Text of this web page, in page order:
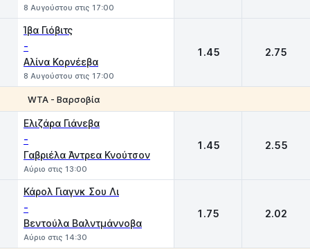
8 Αυγούστου στις 17:00
Ίβα Γιόβιτς
-
Αλίνα Κορνέεβα
8 Αυγούστου στις 17:00
1.45 2.75
WTA - Βαρσοβία
Ελιζάρα Γιάνεβα
-
Γαβριέλα Άντρεα Κνούτσον
Αύριο στις 13:00
1.45 2.55
Κάρολ Γιαγνκ Σου Λι
-
Βεντούλα Βαλντμάννοβα
Αύριο στις 14:30
1.75 2.02